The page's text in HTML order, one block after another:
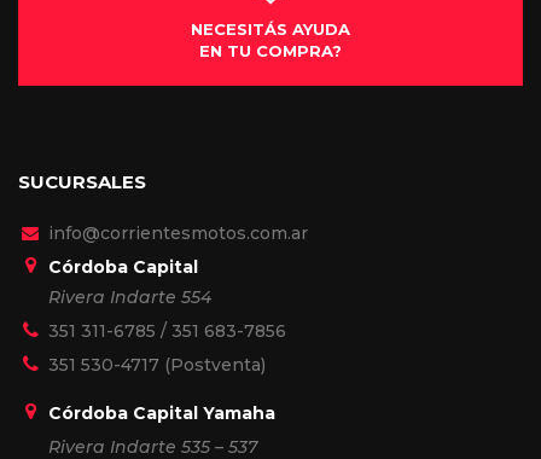
NECESITÁS AYUDA
EN TU COMPRA?
SUCURSALES
info@corrientesmotos.com.ar
Córdoba Capital
Rivera Indarte 554
351 311-6785 / 351 683-7856
351 530-4717 (Postventa)
Córdoba Capital Yamaha
Rivera Indarte 535 – 537